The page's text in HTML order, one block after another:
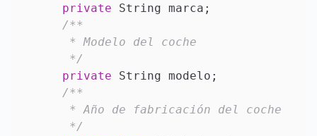
private String marca;
/**
     * Modelo del coche
     */
private String modelo;
/**
     * Año de fabricación del coche
     */